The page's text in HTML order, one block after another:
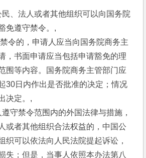
民、法人或者其他组织可以向国务院
免遵守禁令。,
令的，申请人应当向国务院商务主
，书面申请应当包括申请豁免的理
围等内容。国务院商务主管部门应
30日内作出是否批准的决定；情况
决定。,
守禁令范围内的外国法律与措施，
或者其他组织合法权益的，中国公
织可以依法向人民法院提起诉讼，
失；但是，当事人依照本办法第八